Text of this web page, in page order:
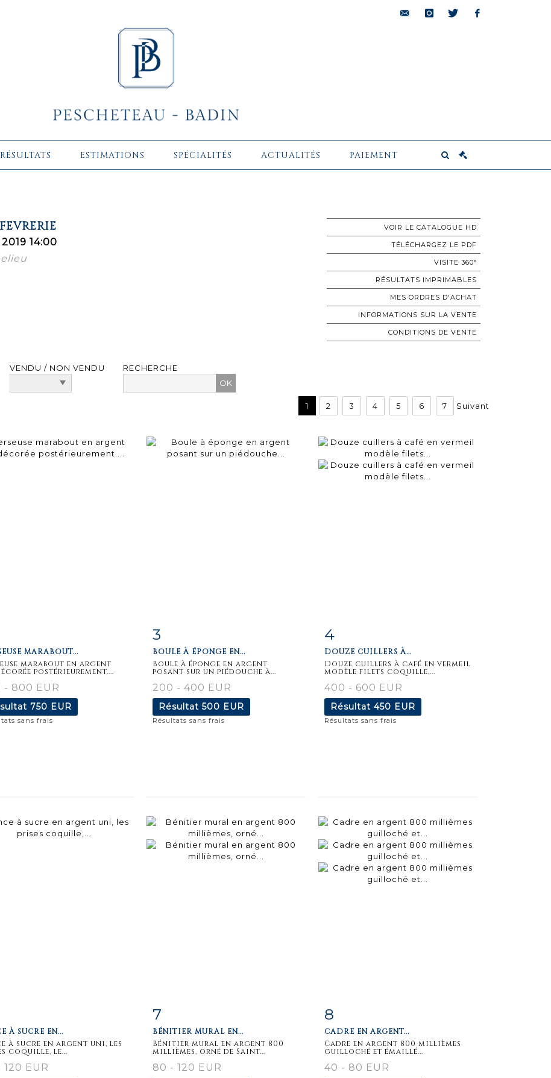
RÉSULTATS ESTIMATIONS SPÉCIALITÉS ACTUALITÉS PAIEMENT
14:00
VOIR LE CATALOGUE HD
TÉLÉCHARGEZ LE PDF
VISITE 360°
RÉSULTATS IMPRIMABLES
MES ORDRES D'ACHAT
INFORMATIONS SUR LA VENTE
CONDITIONS DE VENTE
VENDU / NON VENDU RECHERCHE
1 2 3 4 5 6 7 Suivant
MARABOUT...
marabout en argent
postérieurement....
- 800 EUR
750 EUR
sans frais
détaillée
3
BOULE À ÉPONGE EN...
Boule à éponge en argent
posant sur un piédouche à...
200 - 400 EUR
Résultat 500 EUR
Résultats sans frais
4
DOUZE CUILLERS À...
Douze cuillers à café en vermeil
modèle filets coquille,...
400 - 600 EUR
Résultat 450 EUR
Résultats sans frais
À SUCRE EN...
à sucre en argent uni, les
coquille, le...
120 EUR
7
BÉNITIER MURAL EN...
Bénitier mural en argent 800
millièmes, orné de Saint...
80 - 120 EUR
8
CADRE EN ARGENT...
Cadre en argent 800 millièmes
guilloché et émaillé...
40 - 80 EUR